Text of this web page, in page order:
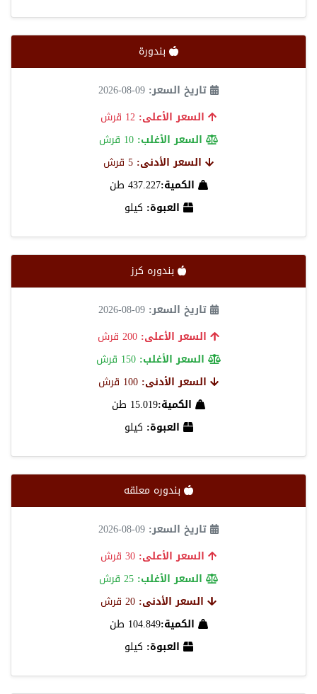
بندورة
تاريخ السعر: 09-08-2026
السعر الأعلى: 12 قرش
السعر الأغلب: 10 قرش
السعر الأدنى: 5 قرش
الكمية:437.227 طن
العبوة: كيلو
بندوره كرز
تاريخ السعر: 09-08-2026
السعر الأعلى:
السعر الأغلب:
السعر الأدنى: 100 قرش
الكمية:15.019 طن
العبوة: كيلو
بندوره معلقه
تاريخ السعر: 09-08-2026
السعر الأعلى: 30 قرش
السعر الأغلب: 25 قرش
السعر الأدنى:
الكمية:104.849 طن
العبوة: كيلو